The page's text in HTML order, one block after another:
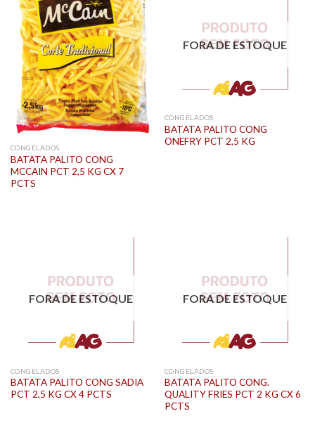
CONGELADOS
BATATA PALITO CONG
MCCAIN PCT 2,5 KG CX 7
PCTS
FORA DE ESTOQUE
CONGELADOS
BATATA PALITO CONG
ONEFRY PCT 2,5 KG
FORA DE ESTOQUE
CONGELADOS
BATATA PALITO CONG SADIA
PCT 2,5 KG CX 4 PCTS
FORA DE ESTOQUE
CONGELADOS
BATATA PALITO CONG.
QUALITY FRIES PCT 2 KG CX 6
PCTS